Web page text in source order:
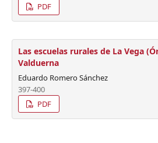
PDF
Las escuelas rurales de La Vega
Valduerna
Eduardo Romero Sánchez
397-400
PDF